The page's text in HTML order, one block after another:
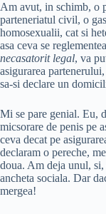
Am avut, in schimb, o
parteneriatul civil, o
homosexualii, cat si
asa ceva se
necasatorit legal, va
asigurarea
sa-si declare un
Mi se pare genial. Eu,
micsorare de penis pe
ceva decat pe
declaram o pereche,
doua. Am deja unul,
ancheta sociala. Dar
mergea!